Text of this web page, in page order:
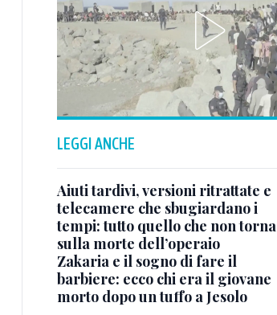
LEGGI ANCHE
Aiuti tardivi, versioni ritrattate e
telecamere che sbugiardano i
tempi: tutto quello che non torna
sulla morte dell’operaio
Zakaria e il sogno di fare il
barbiere: ecco chi era il giovane
morto dopo un tuffo a Jesolo